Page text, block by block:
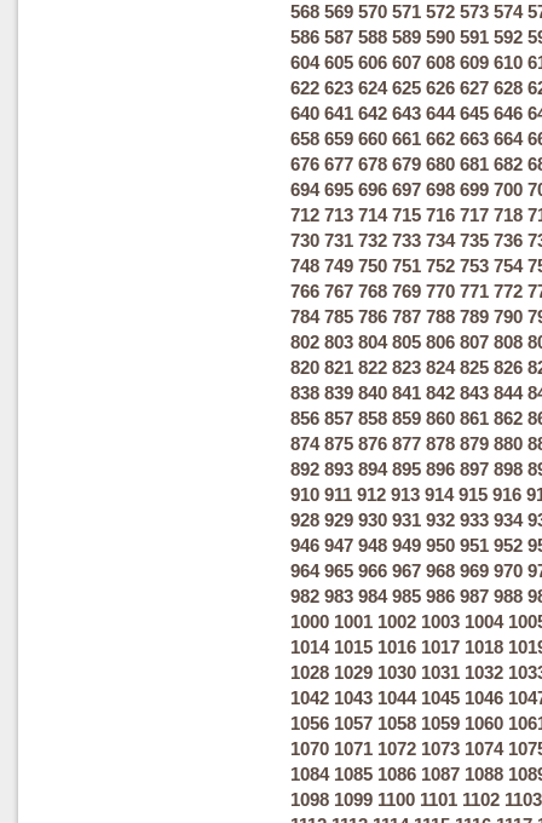
568 569 570 571 572 573 574
586 587 588 589 590 591 592
604 605 606 607 608 609 610
622 623 624 625 626 627 628
640 641 642 643 644 645 646
658 659 660 661 662 663 664
676 677 678 679 680 681 682
694 695 696 697 698 699 700
712 713 714 715 716 717 718
730 731 732 733 734 735 736
748 749 750 751 752 753 754
766 767 768 769 770 771 772
784 785 786 787 788 789 790
802 803 804 805 806 807 808
820 821 822 823 824 825 826
838 839 840 841 842 843 844
856 857 858 859 860 861 862
874 875 876 877 878 879 880
892 893 894 895 896 897 898
910 911 912 913 914 915 916
928 929 930 931 932 933 934
946 947 948 949 950 951 952
964 965 966 967 968 969 970
982 983 984 985 986 987 988
1000 1001 1002 1003 1004
1014 1015 1016 1017 1018
1028 1029 1030 1031 1032
1042 1043 1044 1045 1046
1056 1057 1058 1059 1060
1070 1071 1072 1073 1074
1084 1085 1086 1087 1088
1098 1099 1100 1101 1102 1103